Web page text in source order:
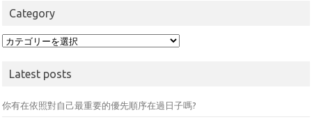
Category
Category
Latest posts
你有在依照對自己最重要的優先順序在過日子嗎?